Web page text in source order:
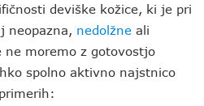
deviške kožice, ki je pri
neopazna, nedolžne ali
moremo z gotovostjo
spolno aktivno najstnico